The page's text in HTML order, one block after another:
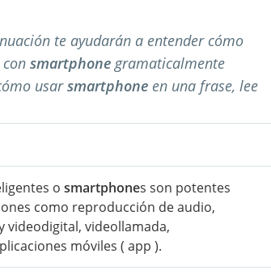
te ayudarán a entender cómo
smartphonegramaticalmente
usarsmartphone en una frase, lee
o smartphones son potentes
como reproducción de audio,
videodigital, videollamada,
móviles ( app ).